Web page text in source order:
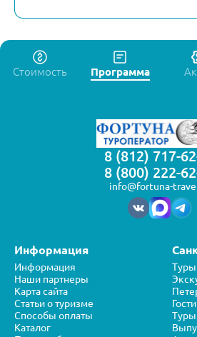
Стоимость Программа
8 (812) 717-
8 (800) 222-
info@fortuna-
Информация
Информация
Наши партнеры
Карта сайта
Статьи о туризме
Способы оплаты
Каталог
Туры